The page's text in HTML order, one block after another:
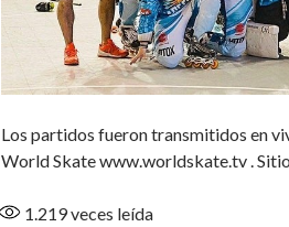
Los partidos fueron transmitidos en
World Skate www.worldskate.tv .
1.219veces leída